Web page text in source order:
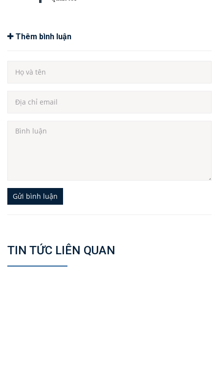
Thêm bình luận
Gửi bình luận
TIN TỨC LIÊN QUAN